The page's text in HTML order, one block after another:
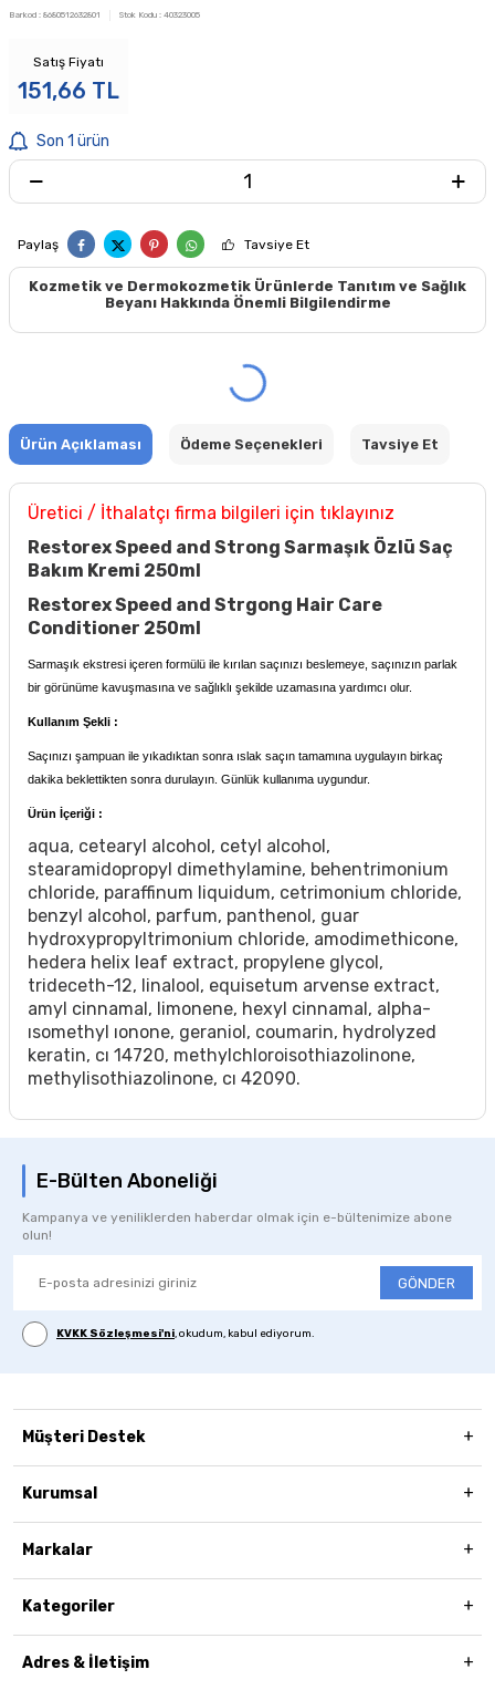
Barkod : 8680512632801 Stok Kodu : 40323005
Satış Fiyatı
151,66 TL
Son 1 ürün
Paylaş Tavsiye Et
Kozmetik ve Dermokozmetik Ürünlerde Tanıtım ve Sağlık
Beyanı Hakkında Önemli Bilgilendirme
Ürün Açıklaması Ödeme Seçenekleri Tavsiye Et
Üretici / İthalatçı firma bilgileri için tıklayınız
Restorex Speed and Strong Sarmaşık Özlü Saç
Bakım Kremi 250ml
Restorex Speed and Strgong Hair Care
Conditioner 250ml
Sarmaşık ekstresi içeren formülü ile kırılan saçınızı beslemeye, saçınızın parlak
bir görünüme kavuşmasına ve sağlıklı şekilde uzamasına yardımcı olur.
Kullanım Şekli :
Saçınızı şampuan ile yıkadıktan sonra ıslak saçın tamamına uygulayın birkaç
dakika beklettikten sonra durulayın. Günlük kullanıma uygundur.
Ürün İçeriği :
aqua, cetearyl alcohol, cetyl alcohol,
stearamidopropyl dimethylamine, behentrimonium
chloride, paraffinum liquidum, cetrimonium chloride,
benzyl alcohol, parfum, panthenol, guar
hydroxypropyltrimonium chloride, amodimethicone,
hedera helix leaf extract, propylene glycol,
trideceth-12, linalool, equisetum arvense extract,
amyl cinnamal, limonene, hexyl cinnamal, alpha-
ısomethyl ıonone, geraniol, coumarin, hydrolyzed
keratin, cı 14720, methylchloroisothiazolinone,
methylisothiazolinone, cı 42090.
E-Bülten Aboneliği
Kampanya ve yeniliklerden haberdar olmak için e-bültenimize abone
olun!
GÖNDER
KVKK Sözleşmesi'ni, okudum, kabul ediyorum.
Müşteri Destek
Kurumsal
Markalar
Kategoriler
Adres & İletişim